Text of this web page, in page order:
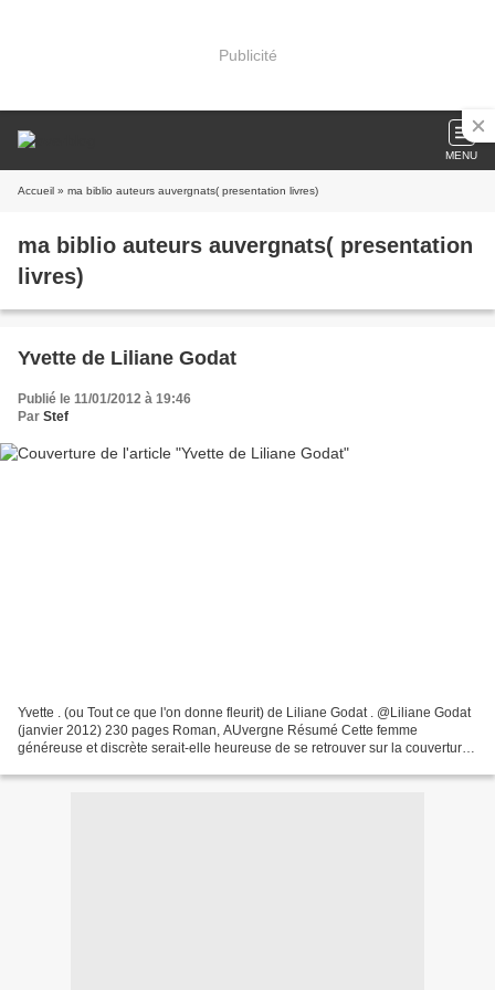
Publicité
MENU
Accueil » ma biblio auteurs auvergnats( presentation livres)
ma biblio auteurs auvergnats( presentation
livres)
Yvette de Liliane Godat
Publié le 11/01/2012 à 19:46
Par Stef
Yvette . (ou Tout ce que l'on donne fleurit) de Liliane Godat . @Liliane Godat
(janvier 2012) 230 pages Roman, AUvergne Résumé Cette femme
généreuse et discrète serait-elle heureuse de se retrouver sur la couverture